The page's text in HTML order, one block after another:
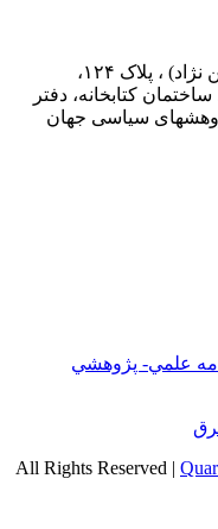
پاسداران، گلستان یکم (شهید مؤمن نژاد) ، پلاک ۱۲۴،
کتابخانه، دفتر
سیاسی جهان
علمي- پژوهشي